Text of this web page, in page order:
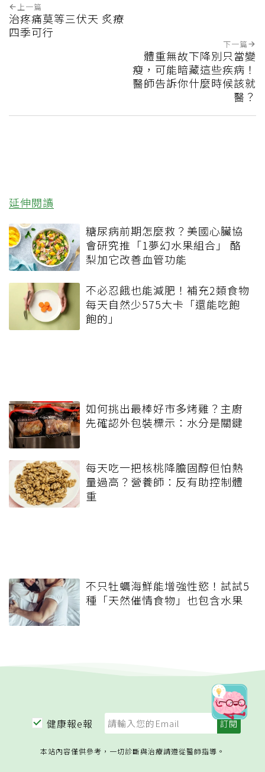
上一篇
治疼痛莫等三伏天 炙療
四季可行
下一篇
體重無故下降別只當變
瘦，可能暗藏這些疾病！
醫師告訴你什麼時候該就
醫？
延伸閱讀
糖尿病前期怎麼救？美國心臟協
會研究推「1夢幻水果組合」 酪
梨加它改善血管功能
不必忍餓也能減肥！補充2類食物
每天自然少575大卡「還能吃飽
飽的」
如何挑出最棒好市多烤雞？主廚
先確認外包裝標示：水分是關鍵
每天吃一把核桃降膽固醇但怕熱
量過高？營養師：反有助控制體
重
不只牡蠣海鮮能增強性慾！試試5
種「天然催情食物」也包含水果
健康報e報
本站內容僅供參考，一切診斷與治療請遵從醫師指導。